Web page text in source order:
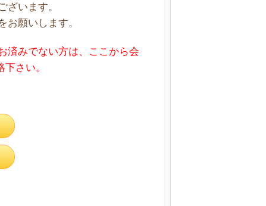
ざいます。
お願いします。
済みでない方は、ここから会
さい。